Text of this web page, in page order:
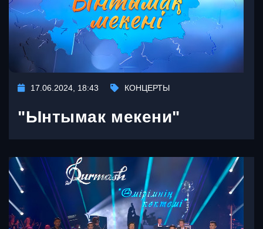
17.06.2024, 18:43 КОНЦЕРТЫ
"Ынтымак мекени"